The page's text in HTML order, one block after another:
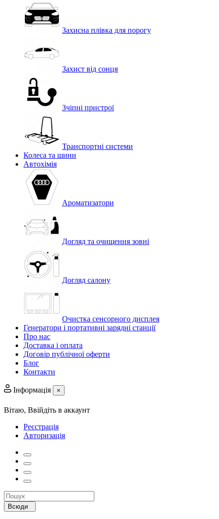
Захисна плівка для порогу
Захист від сонця
Зчіпні пристрої
Транспортні системи
Колеса та шини
Автохімія
Ароматизатори
Догляд та очищення зовні
Догляд салону
Очистка сенсорного дисплея
Генератори і портативні зарядні станції
Про нас
Доставка і оплата
Договір публічної оферти
Блог
Контакти
Інформація ×
Вітаю, Ввійдіть в аккаунт
Реєстрація
Авторизація
Всюди